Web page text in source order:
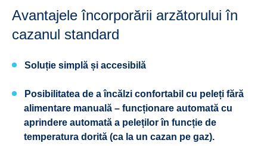
Avantajele încorporării arzătorului în
cazanul standard
Soluție simplă și accesibilă
Posibilitatea de a încălzi confortabil cu peleți fără
alimentare manuală – funcționare automată cu
aprindere automată a peleților în funcție de
temperatura dorită (ca la un cazan pe gaz).